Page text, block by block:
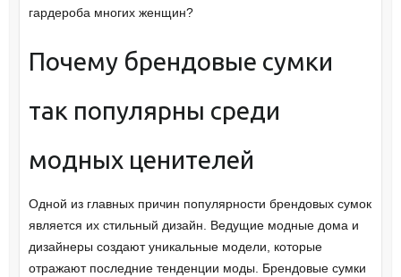
гардероба многих женщин?
Почему брендовые сумки
так популярны среди
модных ценителей
Одной из главных причин популярности брендовых сумок
является их стильный дизайн. Ведущие модные дома и
дизайнеры создают уникальные модели, которые
отражают последние тенденции моды. Брендовые сумки